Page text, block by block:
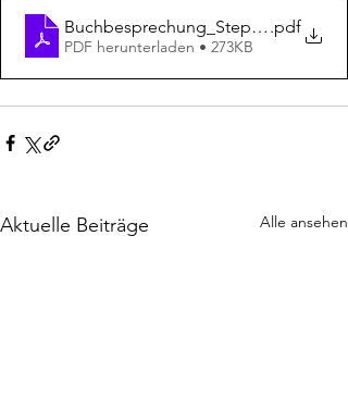
.pdf
PDF herunterladen • 273KB
Aktuelle Beiträge Alle ansehen